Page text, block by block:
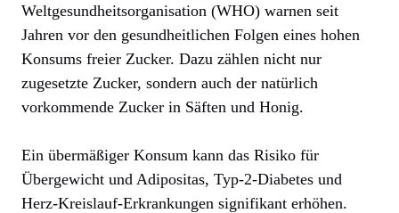
Weltgesundheitsorganisation (WHO) warnen seit
Jahren vor den gesundheitlichen Folgen eines hohen
Konsums freier Zucker. Dazu zählen nicht nur
zugesetzte Zucker, sondern auch der natürlich
vorkommende Zucker in Säften und Honig.
Ein übermäßiger Konsum kann das Risiko für
Übergewicht und Adipositas, Typ-2-Diabetes und
Herz-Kreislauf-Erkrankungen signifikant erhöhen.